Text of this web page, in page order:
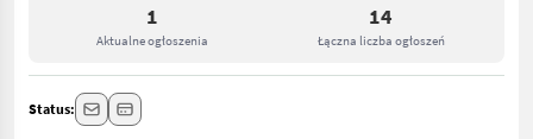
1
Aktualne ogłoszenia
14
Łączna liczba ogłoszeń
Status: